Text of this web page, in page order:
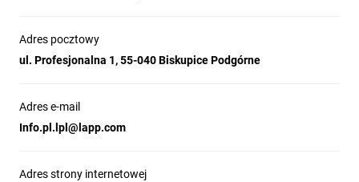
Adres pocztowy
ul. Profesjonalna 1, 55-040 Biskupice Podgórne
Adres e-mail
Info.pl.lpl@lapp.com
Adres strony internetowej